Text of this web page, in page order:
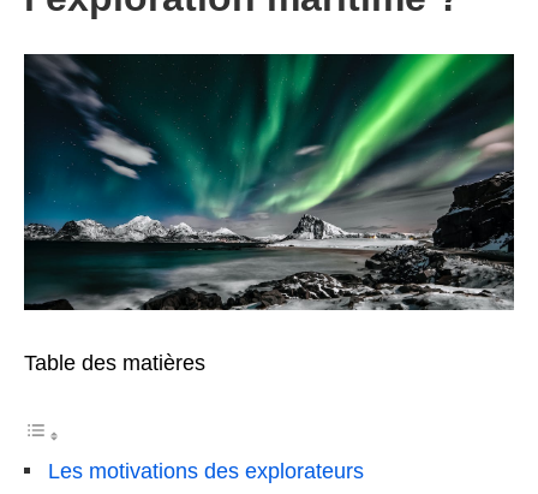
Table des matières
Les motivations des explorateurs